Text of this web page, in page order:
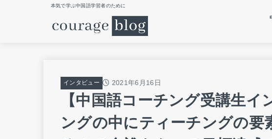
本気で学ぶ中国語学習者のために
インタビュー 2021年6月16日
【中国語コーチング受講生イ
ングの中にティーチングの要